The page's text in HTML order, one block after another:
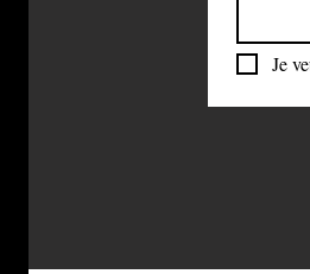
Je